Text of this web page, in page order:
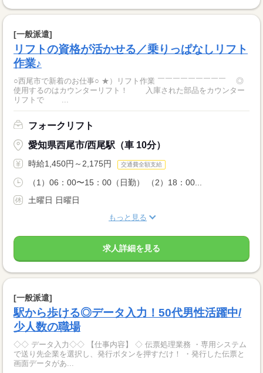
[一般派遣]
リフトの資格が活かせる／乗りっぱなしリフト
作業♪
○西尾市で新着のお仕事○ ★）リフト作業 ￣￣￣￣￣￣￣￣￣ ◎
使用するのはカウンターリフト！ 入庫された部品をカウンター
リフトで ...
フォークリフト
愛知県西尾市/西尾駅（車 10分）
時給1,450円～2,175円 交通費全額支給
（1）06：00〜15：00（日勤） （2）18：00...
土曜日 日曜日
もっと見る
求人詳細を見る
[一般派遣]
駅から歩ける◎データ入力！50代男性活躍中/
少人数の職場
◇◇ データ入力◇◇ 【仕事内容】 ◇ 伝票処理業務 ・専用システム
で送り先企業を選択し、発行ボタンを押すだけ！ ・発行した伝票と
画面データがあ...